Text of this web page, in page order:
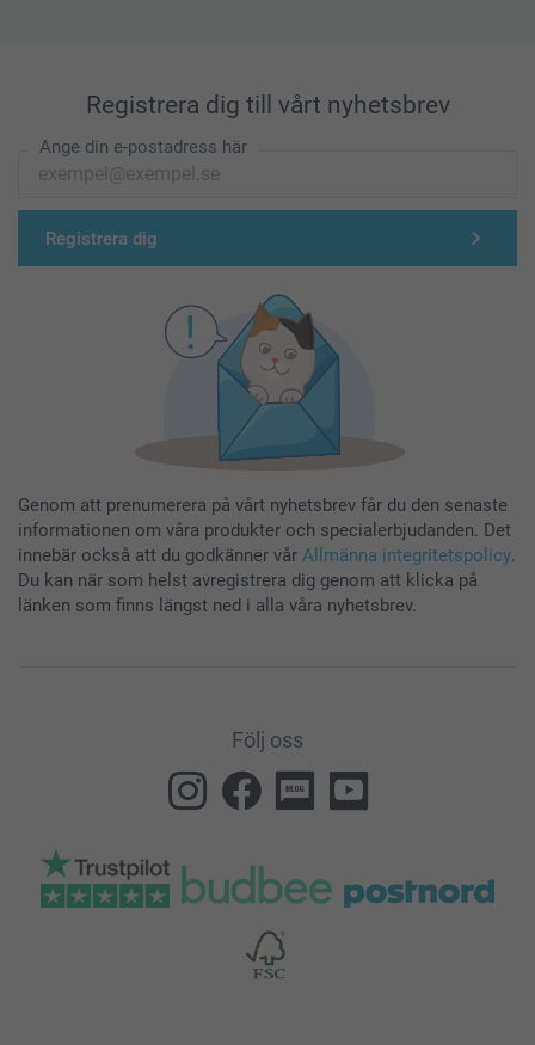
Registrera dig till vårt nyhetsbrev
Ange din e-postadress här
Registrera dig
Genom att prenumerera på vårt nyhetsbrev får du den senaste
informationen om våra produkter och specialerbjudanden. Det
innebär också att du godkänner vår Allmänna integritetspolicy.
Du kan när som helst avregistrera dig genom att klicka på
länken som finns längst ned i alla våra nyhetsbrev.
Följ oss